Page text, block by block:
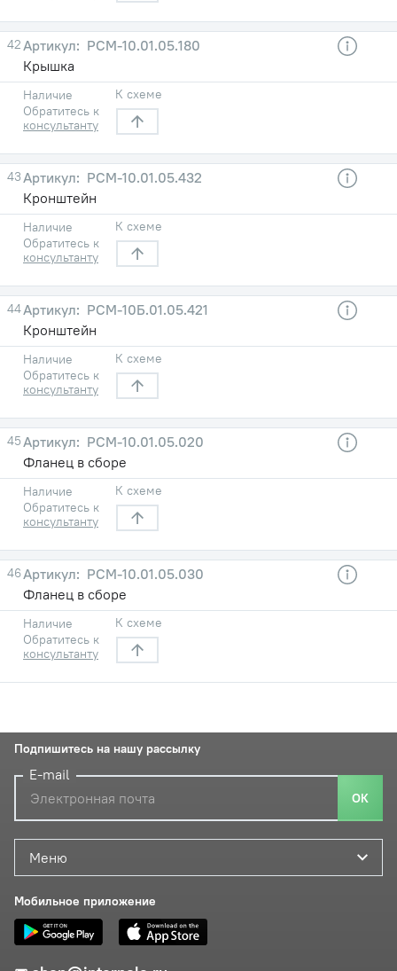
42
РСМ-10.01.05.180
Крышка
Наличие
Обратитесь к
консультанту
К схеме
43
РСМ-10.01.05.432
Кронштейн
Наличие
Обратитесь к
консультанту
К схеме
44
РСМ-10Б.01.05.421
Кронштейн
Наличие
Обратитесь к
консультанту
К схеме
45
РСМ-10.01.05.020
Фланец в сборе
Наличие
Обратитесь к
консультанту
К схеме
46
РСМ-10.01.05.030
Фланец в сборе
Наличие
Обратитесь к
консультанту
К схеме
Меню
Мобильное приложение
Подпишитесь на нашу рассылку
E-mail
ОК